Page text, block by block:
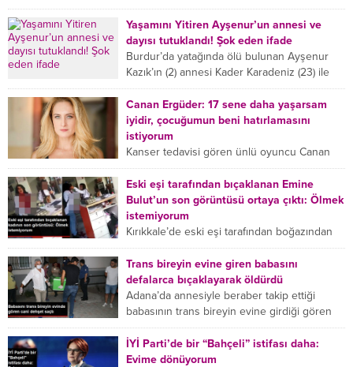
(Urticaria), deride veya...
Yaşamını Yitiren Ayşenur’un annesi ve
dayısı tutuklandı! Şok eden ifade
Burdur’da yatağında ölü bulunan Ayşenur
Kazık’ın (2) annesi Kader Karadeniz (23) ile
dayısı Hızır Tunç Çetinkaya (19) tutuklandı.
Çetinkaya, ifadesinde...
Canan Ergüder: 17 sene daha yaşarsam
iyidir, çocuğumun beni hatırlamasını
istiyorum
Kanser tedavisi gören ünlü oyuncu Canan
Ergüder, hastalık sürecini anlattı: Meme
kanserine yakalanan ünlü oyuncu Canan
Ergüder aklıma ilk ölümün...
Eski eşi tarafından bıçaklanan Emine
Bulut’un son görüntüsü ortaya çıktı: Ölmek
istemiyorum
Kırıkkale’de eski eşi tarafından boğazından
bıçaklanan Emine Bulut’un “Ben ölmek
istemiyorum” demesi ve yanında bulunan 10
yaşındaki kızının “Anne lütfen...
Trans bireyin evine giren babasını
defalarca bıçaklayarak öldürdü
Adana’da annesiyle beraber takip ettiği
babasının trans bireyin evine girdiği gören
cani, babasını vücudunun çeşitli yerlerinden
bıçaklayarak öldürdü. Adana’da bir...
İYİ Parti’de bir “Bahçeli” istifası daha:
Evime dönüyorum